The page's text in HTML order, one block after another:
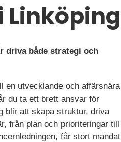
Linköping
driva både strategi och
en utvecklande och affärsnära
du ta ett brett ansvar för
blir att skapa struktur, driva
från plan och prioriteringar till
får stort mandat